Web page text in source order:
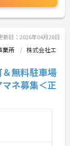
新日：2026年04月28日
業所
株式会社エ
＆無料駐車場
ネ募集＜正